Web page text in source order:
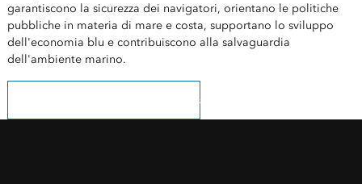
garantiscono la sicurezza dei navigatori, orientano le politiche
pubbliche in materia di mare e costa, supportano lo sviluppo
dell'economia blu e contribuiscono alla salvaguardia
dell'ambiente marino.
registrati per ricevere le nostre news